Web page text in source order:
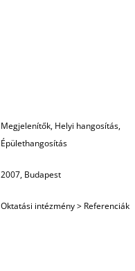
Megjelenítők, Helyi hangosítás,
Épülethangosítás
2007, Budapest
Oktatási intézmény> Referenciák